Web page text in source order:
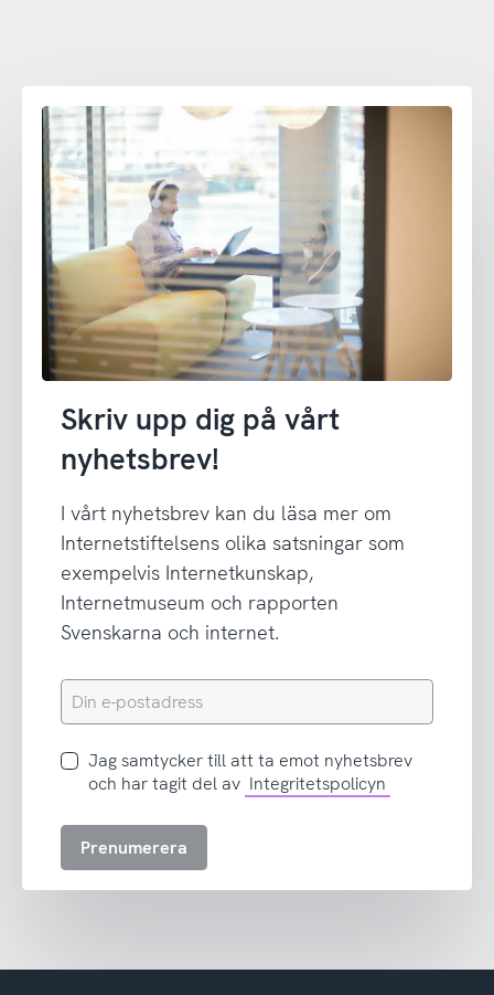
Skriv upp dig på vårt
nyhetsbrev!
I vårt nyhetsbrev kan du läsa mer om
Internetstiftelsens olika satsningar som
exempelvis Internetkunskap,
Internetmuseum och rapporten
Svenskarna och internet.
Din
e-
Jag
samtycker
att
Jag samtycker till att ta emot nyhetsbrev
och har tagit del av Integritetspolicyn
Prenumerera